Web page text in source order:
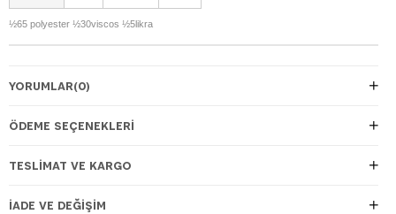
½65 polyester ½30viscos ½5likra
YORUMLAR(0)
ÖDEME SEÇENEKLERI
TESLIMAT VE KARGO
İADE VE DEĞIŞIM